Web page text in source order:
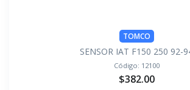
TOMCO
SENSOR IAT F150 250 92-
Código: 12100
$382.00